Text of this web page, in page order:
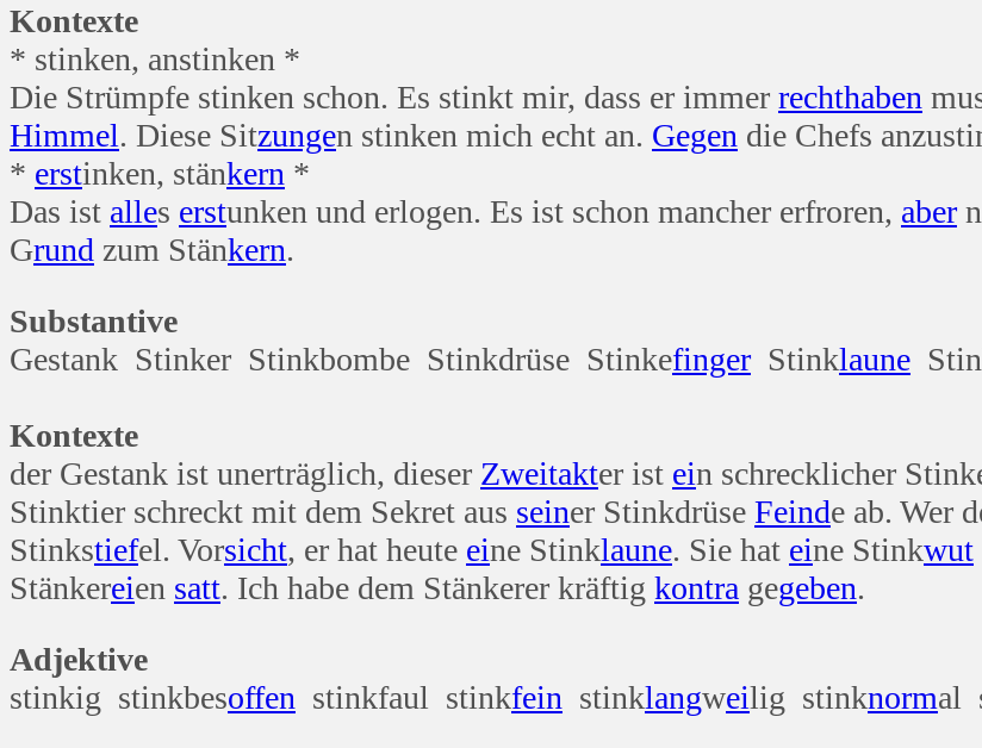
Kontexte
* stinken, anstinken *
Die Strümpfe stinken schon. Es stinkt mir, dass er immer rechthaben
Himmel. Diese Sitzungen stinken mich echt an. Gegen die Chefs
* erstinken, stänkern *
Das ist alles erstunken und erlogen. Es ist schon mancher erfroren, aber
Grund zum Stänkern.
Substantive
Gestank Stinker Stinkbombe Stinkdrüse Stinkefinger Stinklaune
Kontexte
der Gestank ist unerträglich, dieser Zweitakter ist ein schrecklicher
Stinktier schreckt mit dem Sekret aus seiner Stinkdrüse Feinde ab. Wer
Stinkstiefel. Vorsicht, er hat heute eine Stinklaune. Sie hat eine Stinkwut
Stänkereien satt. Ich habe dem Stänkerer kräftig kontra gegeben.
Adjektive
stinkig stinkbesoffen stinkfaul stinkfein stinklangweilig stinknormal